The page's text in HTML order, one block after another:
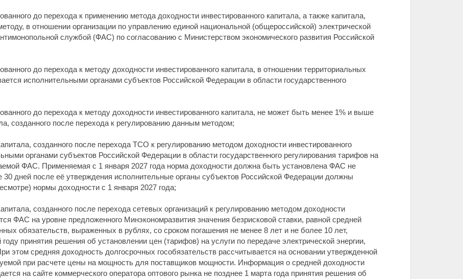
до перехода к применению метода доходности инвестированного капитала, а также капитала,
в отношении организации по управлению единой национальной (общероссийской) электрической
службой (ФАС) по согласованию с Министерством экономического развития Российской
до перехода к методу доходности инвестированного капитала, в отношении территориальных
исполнительными органами субъектов Российской Федерации в области государственного
до перехода к методу доходности инвестированного капитала, не может быть менее 1% и выше
созданного после перехода к регулированию данным методом;
созданного после перехода ТСО к регулированию методом доходности инвестированного
органами субъектов Российской Федерации в области государственного регулирования тарифов на
ФАС. Применяемая с 1 января 2027 года норма доходности должна быть установлена ФАС не
30 дней после её утверждения исполнительные органы субъектов Российской Федерации должны
нормы доходности с 1 января 2027 года;
созданного после перехода сетевых организаций к регулированию методом доходности
ФАС на уровне предложенного Минэкономразвития значения безрисковой ставки, равной средней
обязательств, выраженных в рублях, со сроком погашения не менее 8 лет и не более 10 лет,
принятия решения об установлении цен (тарифов) на услуги по передаче электрической энергии,
этом средняя доходность долгосрочных гособязательств рассчитывается на основании утвержденной
при расчете цены на мощность для поставщиков мощности. Информация о средней доходности
на сайте коммерческого оператора оптового рынка не позднее 1 марта года принятия решения об